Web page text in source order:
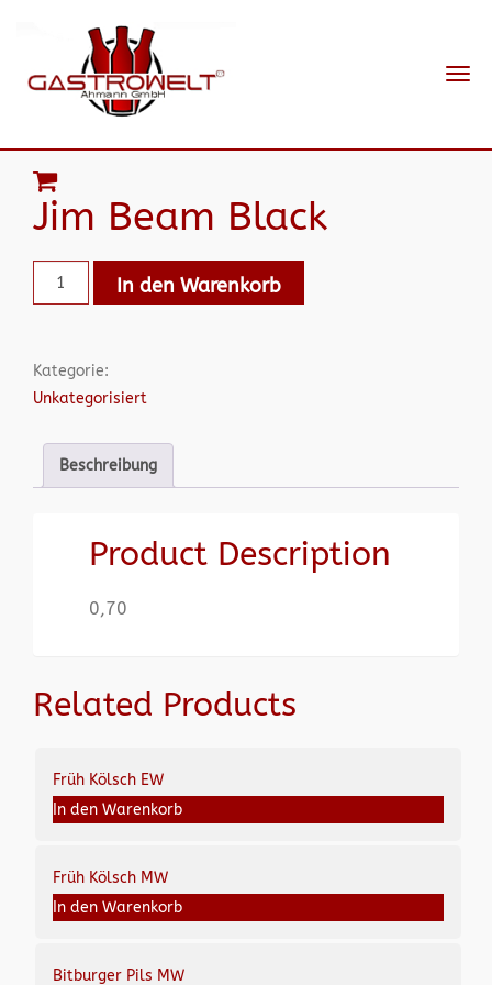
Jim Beam Black
In den Warenkorb
Kategorie:
Unkategorisiert
Beschreibung
Product Description
0,70
Related Products
Früh Kölsch EW
In den Warenkorb
Früh Kölsch MW
In den Warenkorb
Bitburger Pils MW